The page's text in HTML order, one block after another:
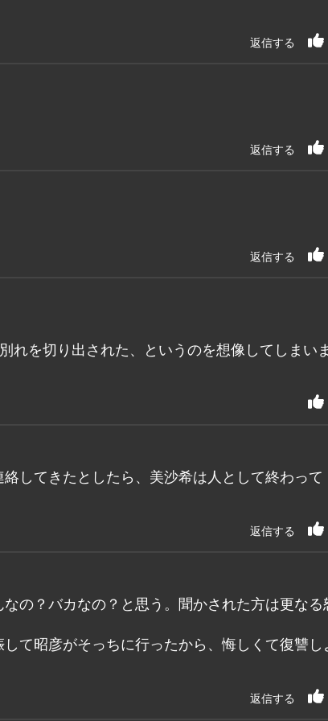
返信する
返信する
返信する
れを切り出された、というのを想像してしまいま
してきたとしたら、美沙希は人として終わって
返信する
の？バカなの？と思う。聞かされた方は更なる
て昭彦がそっちに行ったから、悔しくて復讐し
返信する